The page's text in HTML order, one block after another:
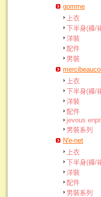
gomme
上衣
下半身(褲/
洋裝
配件
男裝
上衣
下半身(褲/
洋裝
配件
jevous
男裝系列
N'e-net
上衣
下半身(褲/
洋裝
配件
男裝系列